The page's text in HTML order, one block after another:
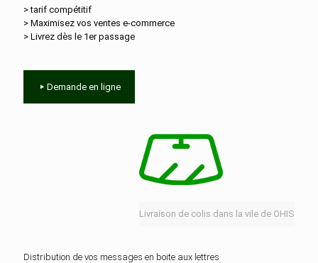
> tarif compétitif
> Maximisez vos ventes e‑commerce
> Livrez dès le 1er passage
Demande en ligne
Livraison de colis dans la vile de OHIS
Distribution de vos messages en boite aux lettres